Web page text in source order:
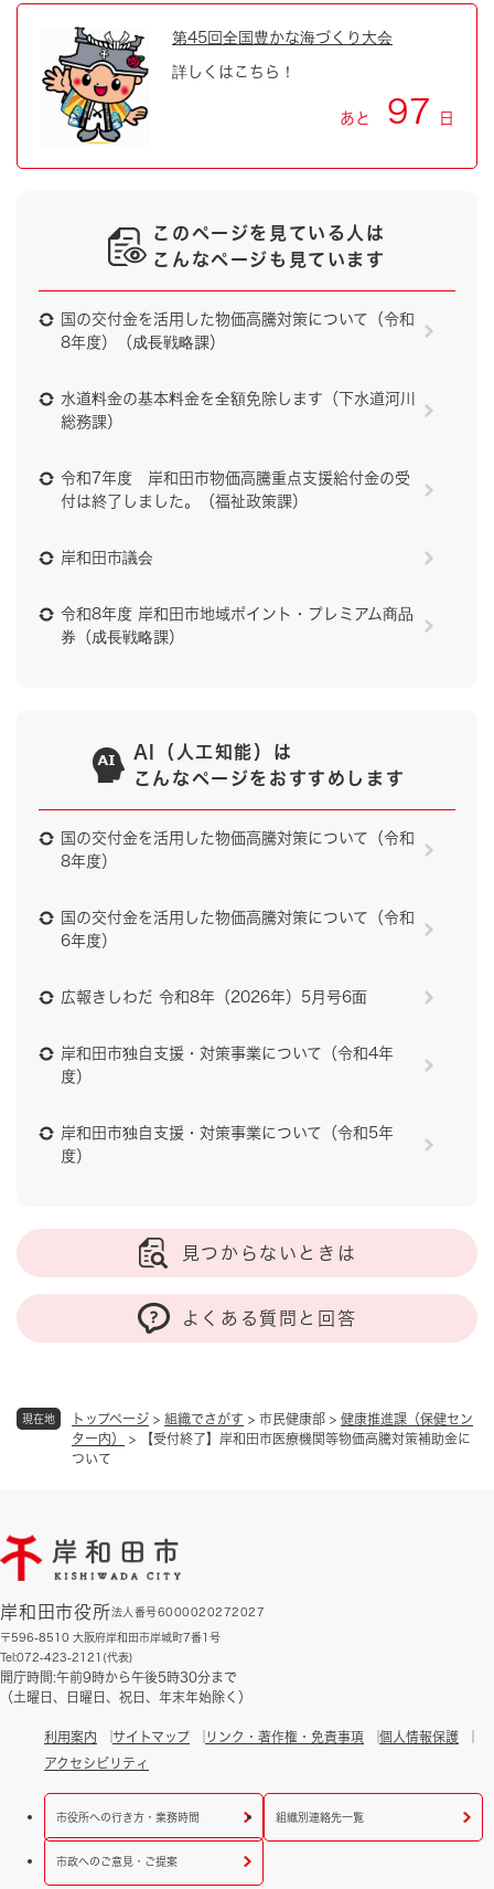
現在地 トップページ > 組織でさがす > 市民健康部 > 健康推進課（保健セン
ター内）
>
【受付終了】岸和田市医療機関等物価高騰対策補助金に
ついて
第45回全国豊かな海づくり大会
詳しくはこちら！
あと 97 日
このページを見ている人は
こんなページも見ています
国の交付金を活用した物価高騰対策について（令和
8年度）（成長戦略課）
水道料金の基本料金を全額免除します（下水道河川
総務課）
令和7年度 岸和田市物価高騰重点支援給付金の受
付は終了しました。（福祉政策課）
岸和田市議会
令和8年度 岸和田市地域ポイント・プレミアム商品
券（成長戦略課）
AI（人工知能）は
こんなページをおすすめします
国の交付金を活用した物価高騰対策について（令和
8年度）
国の交付金を活用した物価高騰対策について（令和
6年度）
広報きしわだ 令和8年（2026年）5月号6面
岸和田市独自支援・対策事業について（令和4年
度）
岸和田市独自支援・対策事業について（令和5年
度）
見つからないときは
よくある質問と回答
岸和田市役所法人番号6000020272027
〒596-8510 大阪府岸和田市岸城町7番1号
Tel:072-423-2121(代表)
開庁時間:午前9時から午後5時30分まで
（土曜日、日曜日、祝日、年末年始除く）
利用案内 サイトマップ リンク・著作権・免責事項
個人情報保護
アクセシビリティ
市役所への行き方・業務時間 組織別連絡先一覧
市政へのご意見・ご提案